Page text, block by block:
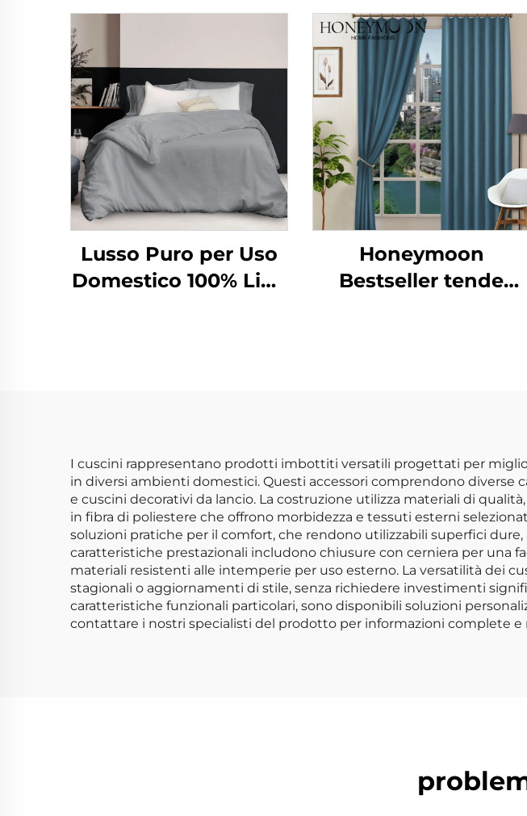
Lusso Puro per Uso
Domestico 100% Lino
Honeymoon
Bestseller tende
I cuscini rappresentano prodotti imbottiti versatili progettati per
in diversi ambienti domestici. Questi accessori comprendono diverse
e cuscini decorativi da lancio. La costruzione utilizza materiali di
in fibra di poliestere che offrono morbidezza e tessuti esterni
soluzioni pratiche per il comfort, che rendono utilizzabili superfici
caratteristiche prestazionali includono chiusure con cerniera per una
materiali resistenti alle intemperie per uso esterno. La versatilità dei
stagionali o aggiornamenti di stile, senza richiedere investimenti
caratteristiche funzionali particolari, sono disponibili soluzioni
contattare i nostri specialisti del prodotto per informazioni complete e